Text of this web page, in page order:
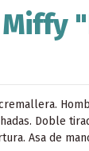
Doble
Asa de